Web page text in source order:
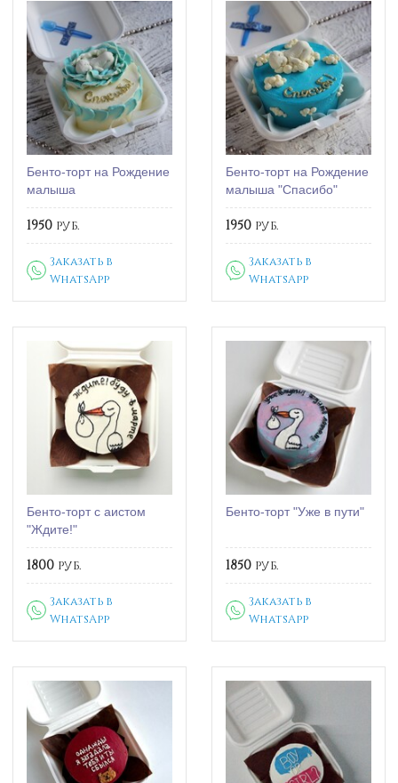
Бенто-торт на Рождение
малыша
1950 руб.
Заказать в
WhatsApp
Бенто-торт на Рождение
малыша "Спасибо"
1950 руб.
Заказать в
WhatsApp
Бенто-торт с аистом
"Ждите!"
1800 руб.
Заказать в
WhatsApp
Бенто-торт "Уже в пути"
1850 руб.
Заказать в
WhatsApp